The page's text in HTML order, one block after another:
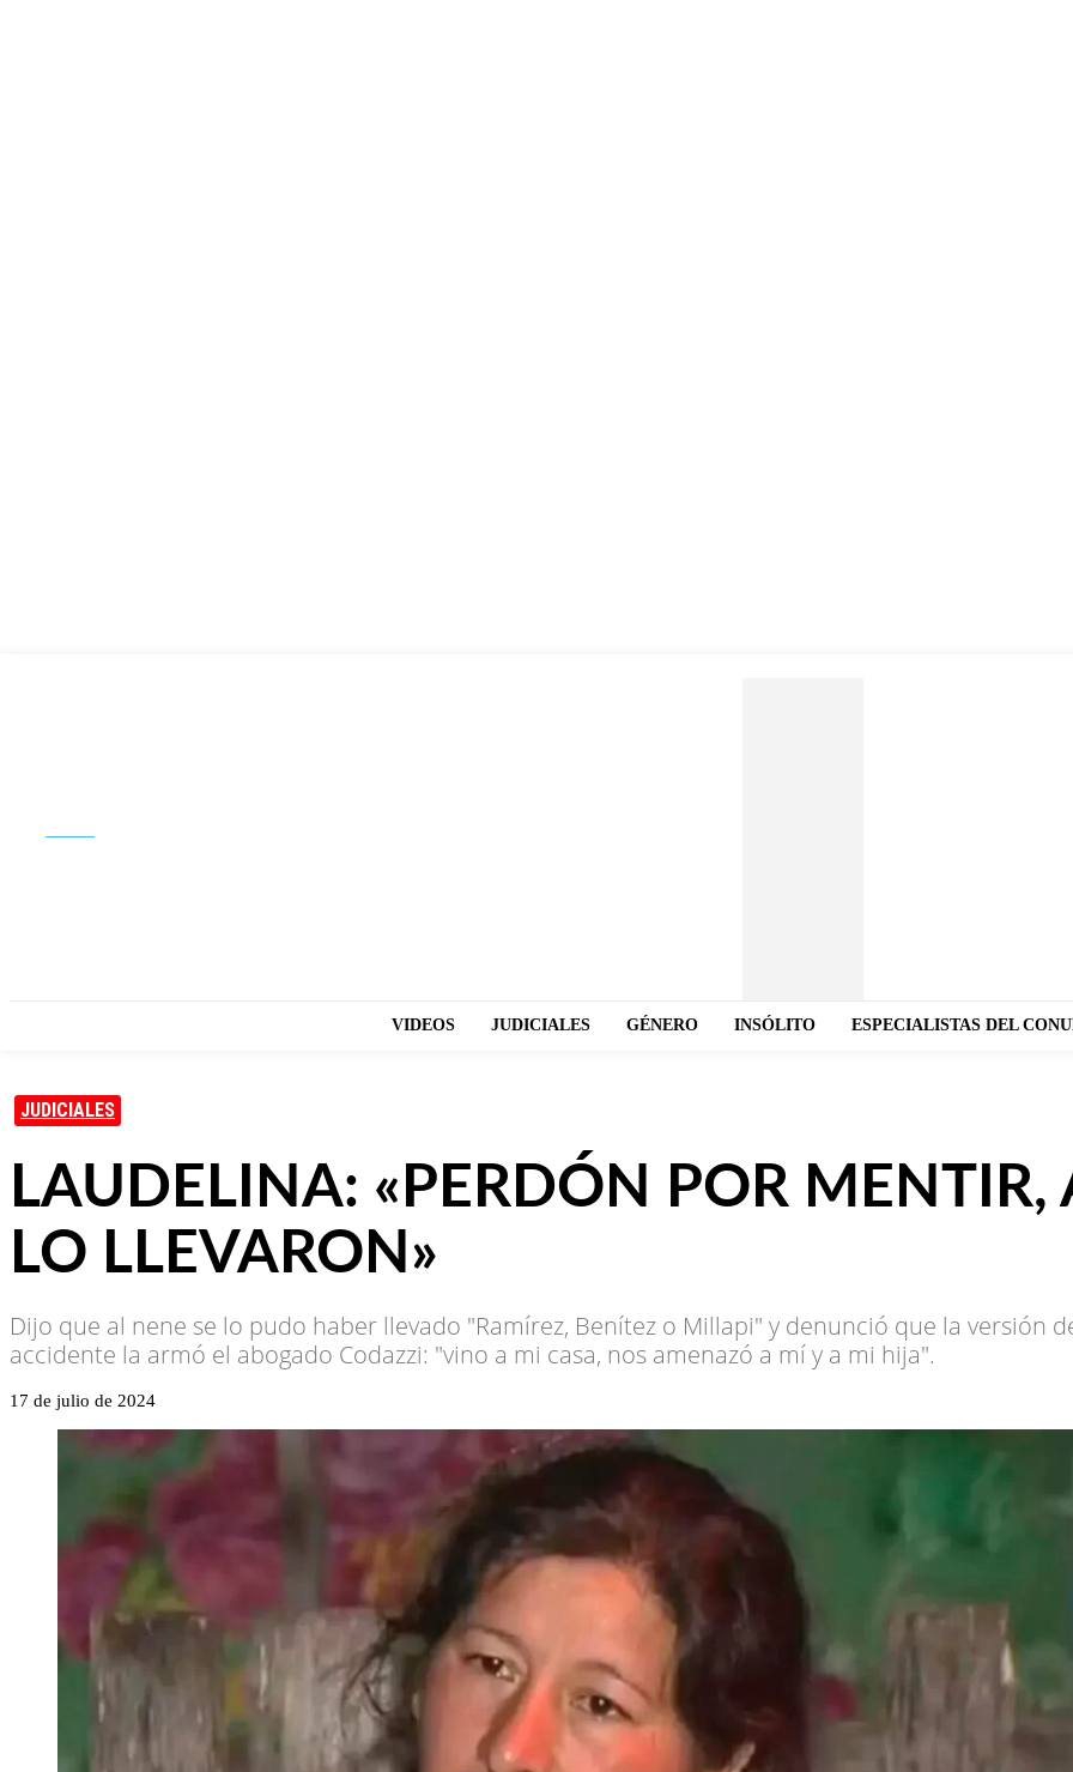
VIDEOS JUDICIALES GÉNERO INSÓLITO ESPECIALISTAS DEL
JUDICIALES
LAUDELINA: «PERDÓN POR MENTIR,
LO LLEVARON»
Dijo que al nene se lo pudo haber llevado "Ramírez, Benítez o Millapi" y denunció que la versión
accidente la armó el abogado Codazzi: "vino a mi casa, nos amenazó a mí y a mi hija".
17 de julio de 2024